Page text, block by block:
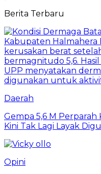
Berita Terbaru
Daerah
Gempa 5,6 M
Kini Tak Lagi Layak
Opini